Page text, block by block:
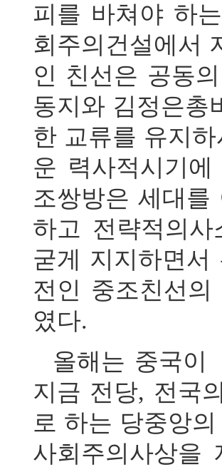
피를 바쳐야 하
회주의건설에서
인 친선은 공동
동지와 김정은총
한 교류를 유지
운 력사적시기
조쌍방은 세대
하고 전략적의
굳게 지지하면
전인 중조친선
였다.
올해는 중국이
지금 전당, 전국
로 하는 당중앙
사회주의사상을